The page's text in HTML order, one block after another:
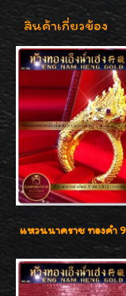
สินค้าเกี่ยวข้อง